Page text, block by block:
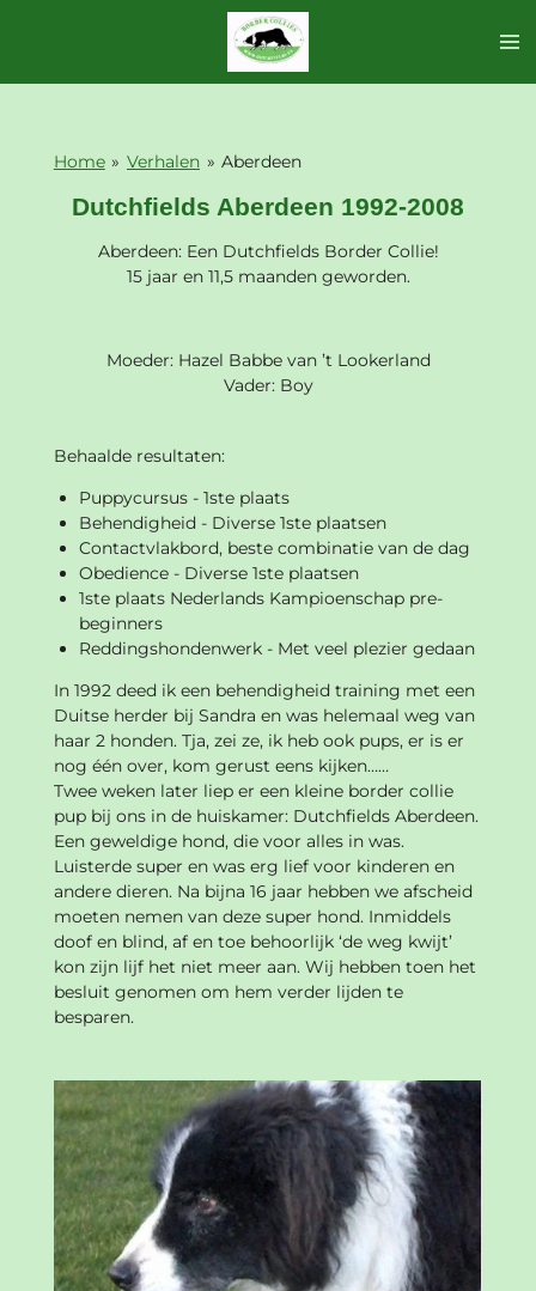
Home » Verhalen » Aberdeen
Dutchfields Aberdeen 1992-2008
Aberdeen: Een Dutchfields Border Collie!
15 jaar en 11,5 maanden geworden.
Moeder: Hazel Babbe van ’t Lookerland
Vader: Boy
Behaalde resultaten:
Puppycursus - 1ste plaats
Behendigheid - Diverse 1ste plaatsen
Contactvlakbord, beste combinatie van de dag
Obedience - Diverse 1ste plaatsen
1ste plaats Nederlands Kampioenschap pre-
beginners
Reddingshondenwerk - Met veel plezier gedaan
In 1992 deed ik een behendigheid training met een
Duitse herder bij Sandra en was helemaal weg van
haar 2 honden. Tja, zei ze, ik heb ook pups, er is er
nog één over, kom gerust eens kijken……
Twee weken later liep er een kleine border collie
pup bij ons in de huiskamer: Dutchfields Aberdeen.
Een geweldige hond, die voor alles in was.
Luisterde super en was erg lief voor kinderen en
andere dieren. Na bijna 16 jaar hebben we afscheid
moeten nemen van deze super hond. Inmiddels
doof en blind, af en toe behoorlijk ‘de weg kwijt’
kon zijn lijf het niet meer aan. Wij hebben toen het
besluit genomen om hem verder lijden te
besparen.